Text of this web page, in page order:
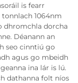
is fearr
1064nm
dhromchla dorcha
Déanann an
seo cinntiú go
agus go mbeidh
ina lár is lú.
dathanna folt níos